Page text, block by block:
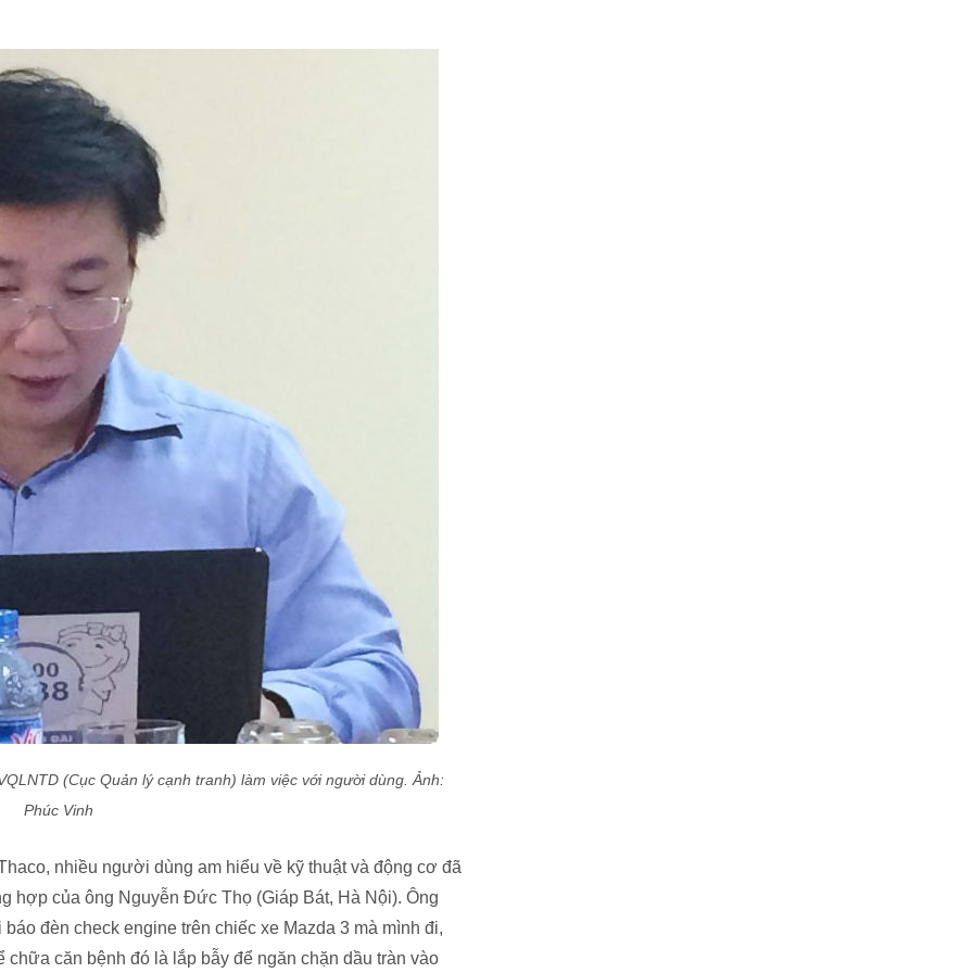
(Cục Quản lý cạnh tranh) làm việc với người dùng. Ảnh:
Phúc Vinh
nhiều người dùng am hiểu về kỹ thuật và động cơ đã
hợp của ông Nguyễn Đức Thọ (Giáp Bát, Hà Nội). Ông
đèn check engine trên chiếc xe Mazda 3 mà mình đi,
căn bệnh đó là lắp bẫy để ngăn chặn dầu tràn vào